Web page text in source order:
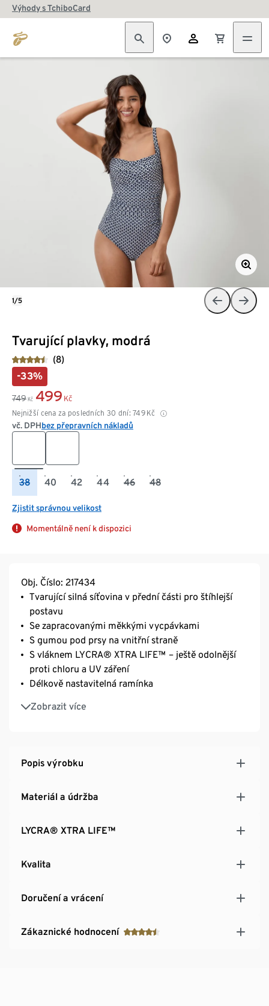
Výhody s TchiboCard
Tvarující plavky, modrá
(8)
-33%
749 Kč 499 Kč
Nejnižší cena za posledních 30 dní: 749 Kč
vč. DPHbez přepravních nákladů
38 40 42 44 46 48
Zjistit správnou velikost
Momentálně není k dispozici
1/5
Obj. Číslo: 217434
Tvarující silná síťovina v přední části pro štíhlejší
postavu
Se zapracovanými měkkými vycpávkami
S gumou pod prsy na vnitřní straně
S vláknem LYCRA® XTRA LIFE™ – ještě odolnější
proti chloru a UV záření
Délkově nastavitelná ramínka
Zobrazit více
Doporučení týkající se velikosti:
Popis výrobku
Materiál a údržba
LYCRA® XTRA LIFE™
Kvalita
Doručení a vrácení
Zákaznické hodnocení